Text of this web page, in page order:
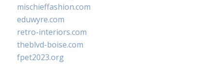
mischieffashion.com
eduwyre.com
retro-interiors.com
theblvd-boise.com
fpet2023.org